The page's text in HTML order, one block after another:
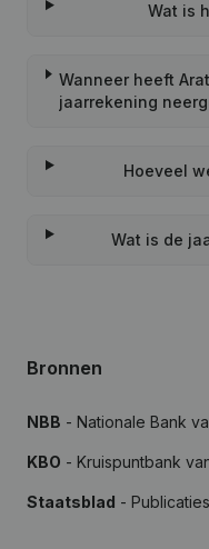
Wat is
Wanneer heeft
jaarrekening
Hoeveel
Wat is de
Bronnen
NBB - Nationale Bank
KBO - Kruispuntbank
Staatsblad -